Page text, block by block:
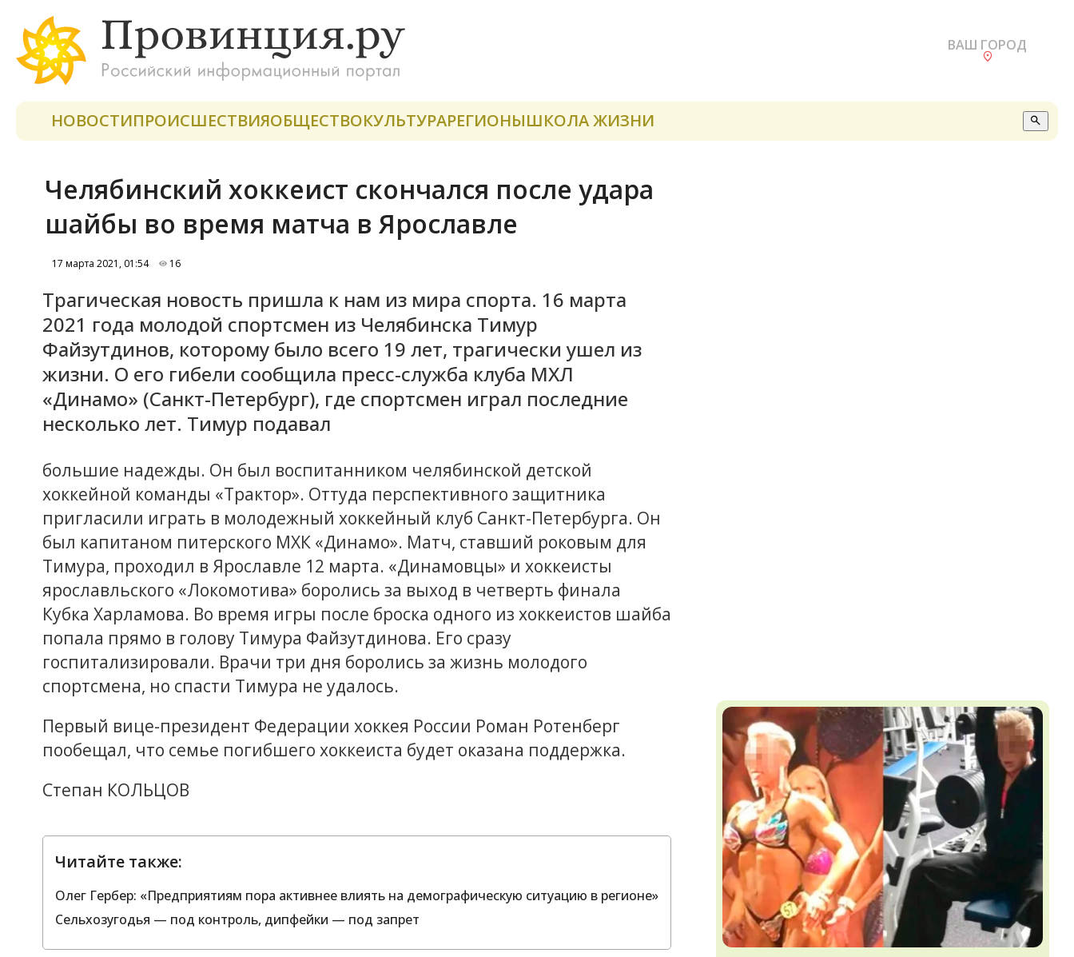
ВАШ ГОРОД
НОВОСТИПРОИСШЕСТВИЯОБЩЕСТВОКУЛЬТУРАРЕГИОНЫШКОЛА ЖИЗНИ
Челябинский хоккеист скончался после удара
шайбы во время матча в Ярославле
17 марта 2021, 01:54 16
Трагическая новость пришла к нам из мира спорта. 16 марта
2021 года молодой спортсмен из Челябинска Тимур
Файзутдинов, которому было всего 19 лет, трагически ушел из
жизни. О его гибели сообщила пресс-служба клуба МХЛ
«Динамо» (Санкт-Петербург), где спортсмен играл последние
несколько лет. Тимур подавал
большие надежды. Он был воспитанником челябинской детской
хоккейной команды «Трактор». Оттуда перспективного защитника
пригласили играть в молодежный хоккейный клуб Санкт-Петербурга. Он
был капитаном питерского МХК «Динамо». Матч, ставший роковым для
Тимура, проходил в Ярославле 12 марта. «Динамовцы» и хоккеисты
ярославльского «Локомотива» боролись за выход в четверть финала
Кубка Харламова. Во время игры после броска одного из хоккеистов шайба
попала прямо в голову Тимура Файзутдинова. Его сразу
госпитализировали. Врачи три дня боролись за жизнь молодого
спортсмена, но спасти Тимура не удалось.
Первый вице-президент Федерации хоккея России Роман Ротенберг
пообещал, что семье погибшего хоккеиста будет оказана поддержка.
Степан КОЛЬЦОВ
Читайте также:
Олег Гербер: «Предприятиям пора активнее влиять на демографическую ситуацию в регионе»
Сельхозугодья — под контроль, дипфейки — под запрет